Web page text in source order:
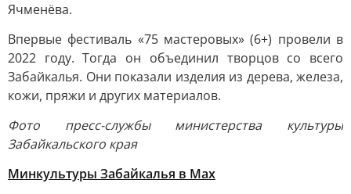
Ячменёва.
Впервые фестиваль «75 мастеровых» (6+) провели в
2022 году. Тогда он объединил творцов со всего
Забайкалья. Они показали изделия из дерева, железа,
кожи, пряжи и других материалов.
Фото пресс-службы министерства культуры
Забайкальского края
Минкультуры Забайкалья в Max